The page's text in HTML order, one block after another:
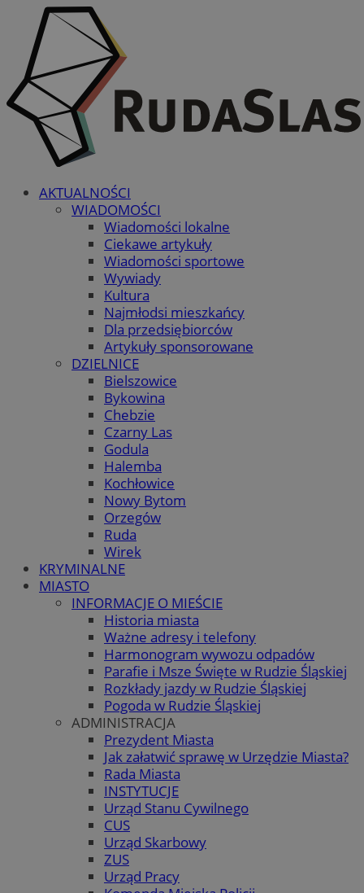
AKTUALNOŚCI
WIADOMOŚCI
Wiadomości lokalne
Ciekawe artykuły
Wiadomości sportowe
Wywiady
Kultura
Najmłodsi mieszkańcy
Dla przedsiębiorców
Artykuły sponsorowane
DZIELNICE
Bielszowice
Bykowina
Chebzie
Czarny Las
Godula
Halemba
Kochłowice
Nowy Bytom
Orzegów
Ruda
Wirek
KRYMINALNE
MIASTO
INFORMACJE O MIEŚCIE
Historia miasta
Ważne adresy i telefony
Harmonogram wywozu odpadów
Parafie i Msze Święte w Rudzie Śląskiej
Rozkłady jazdy w Rudzie Śląskiej
Pogoda w Rudzie Śląskiej
ADMINISTRACJA
Prezydent Miasta
Jak załatwić sprawę w Urzędzie Miasta?
Rada Miasta
INSTYTUCJE
Urząd Stanu Cywilnego
CUS
Urząd Skarbowy
ZUS
Urząd Pracy